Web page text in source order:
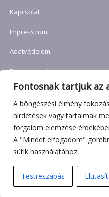
Fontosnak tartjuk az
A böngészési élmény
hirdetések vagy tartalmak
forgalom elemzése
A "Mindet elfogadom"
sütik használatához.
Testreszabás Elutasít
Kapcsolat
Impresszum
Adatvédelem
Fenntarthatóság
Pénzügyi Navigátor
Belső bejelentés
Panaszkezelés